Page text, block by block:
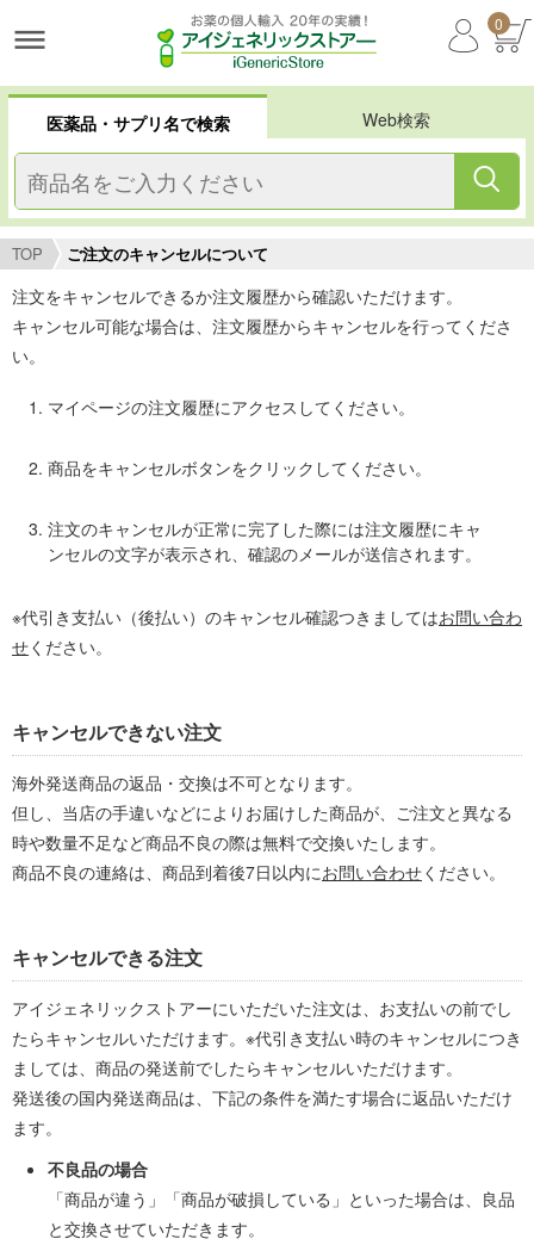
0
医薬品・サプリ名で検索 Web検索
TOP ご注文のキャンセルについて
注文をキャンセルできるか注文履歴から確認いただけます。
キャンセル可能な場合は、注文履歴からキャンセルを行ってくださ
い。
マイページの注文履歴にアクセスしてください。
商品をキャンセルボタンをクリックしてください。
注文のキャンセルが正常に完了した際には注文履歴にキャ
ンセルの文字が表示され、確認のメールが送信されます。
※代引き支払い（後払い）のキャンセル確認つきましてはお問い合わ
せください。
キャンセルできない注文
海外発送商品の返品・交換は不可となります。
但し、当店の手違いなどによりお届けした商品が、ご注文と異なる
時や数量不足など商品不良の際は無料で交換いたします。
商品不良の連絡は、商品到着後7日以内にお問い合わせください。
キャンセルできる注文
アイジェネリックストアーにいただいた注文は、お支払いの前でし
たらキャンセルいただけます。※代引き支払い時のキャンセルにつき
ましては、商品の発送前でしたらキャンセルいただけます。
発送後の国内発送商品は、下記の条件を満たす場合に返品いただけ
ます。
不良品の場合
「商品が違う」「商品が破損している」といった場合は、良品
と交換させていただきます。